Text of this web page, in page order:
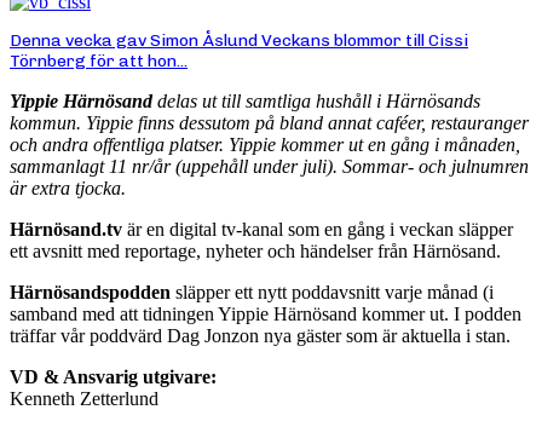
Denna vecka gav Simon Åslund Veckans blommor till Cissi
Törnberg för att hon...
Yippie Härnösanddelas ut till samtliga hushåll i Härnösands
kommun. Yippie finns dessutom på bland annat caféer, restauranger
och andra offentliga platser. Yippie kommer ut en gång i månaden,
sammanlagt 11 nr/år (uppehåll under juli). Sommar- och julnumren
är extra tjocka.
Härnösand.tv är en digital tv-kanal som en gång i veckan släpper
ett avsnitt med reportage, nyheter och händelser från Härnösand.
Härnösandspodden släpper ett nytt poddavsnitt varje månad (i
samband med att tidningen Yippie Härnösand kommer ut. I podden
träffar vår poddvärd Dag Jonzon nya gäster som är aktuella i stan.
VD & Ansvarig utgivare:
Kenneth Zetterlund